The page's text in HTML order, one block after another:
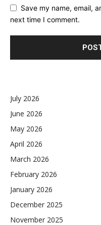
Save my name, email,
next time I comment.
July 2026
June 2026
May 2026
April 2026
March 2026
February 2026
January 2026
December 2025
November 2025